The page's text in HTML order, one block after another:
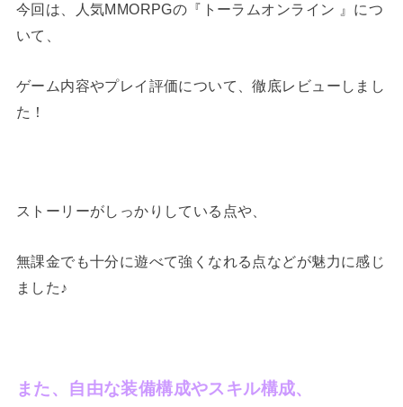
今回は、人気MMORPGの『トーラムオンライン 』につ
いて、
ゲーム内容やプレイ評価について、徹底レビューしまし
た！
ストーリーがしっかりしている点や、
無課金でも十分に遊べて強くなれる点などが魅力に感じ
ました♪
また、自由な装備構成やスキル構成、